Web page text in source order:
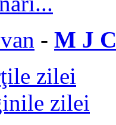
- M J C
zilei
zilei